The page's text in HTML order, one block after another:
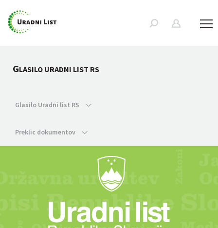
GLASILO URADNI LIST RS
Glasilo Uradni list RS
Preklic dokumentov